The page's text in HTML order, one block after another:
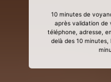
10 minutes de
après validation de
téléphone, adresse,
delà des 10